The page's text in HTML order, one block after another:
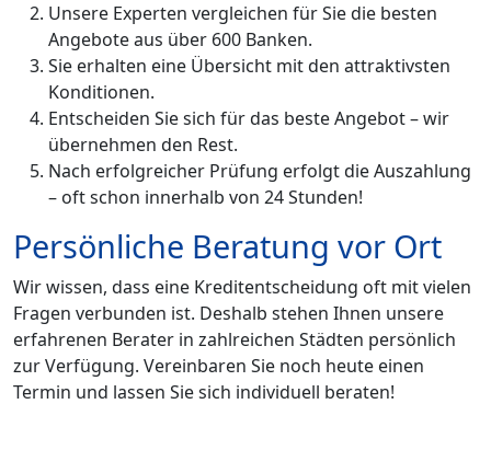
Unsere Experten vergleichen für Sie die besten
Angebote aus über 600 Banken.
Sie erhalten eine Übersicht mit den attraktivsten
Konditionen.
Entscheiden Sie sich für das beste Angebot – wir
übernehmen den Rest.
Nach erfolgreicher Prüfung erfolgt die Auszahlung
– oft schon innerhalb von 24 Stunden!
Persönliche Beratung vor Ort
Wir wissen, dass eine Kreditentscheidung oft mit vielen
Fragen verbunden ist. Deshalb stehen Ihnen unsere
erfahrenen Berater in zahlreichen Städten persönlich
zur Verfügung. Vereinbaren Sie noch heute einen
Termin und lassen Sie sich individuell beraten!